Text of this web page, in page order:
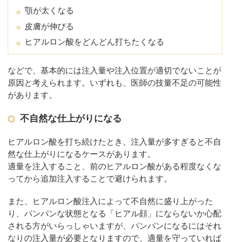
顎が太くなる
皮膚が伸びる
ヒアルロン酸をどんどん打ちたくなる
などで、基本的には注入量や注入位置が適切でないことが
原因と考えられます。いずれも、医師の技量不足の可能性
があります。
不自然な仕上がりになる
ヒアルロン酸を打ち続けたとき、注入量が多すぎると不自
然な仕上がりになるケースがあります。
適量を注入すること、前のヒアルロン酸がある程度なくな
ってから追加注入することで避けられます。
また、ヒアルロン酸注入によって不自然に盛り上がった
り、パンパンな状態となる「ヒアル顔」にならないか心配
される方がいらっしゃいますが、パンパンになるにはそれ
なりの注入量が必要となりますので、適量を守っていれば